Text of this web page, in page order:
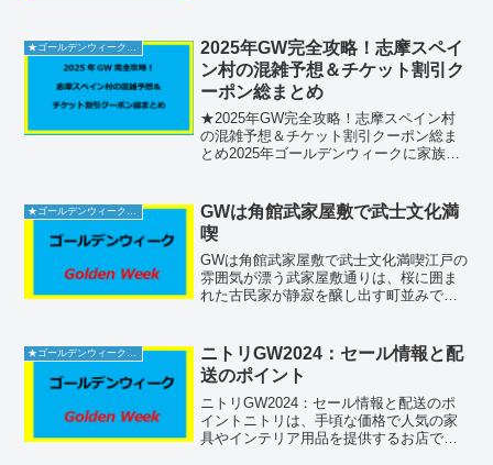
示す必要があります。情報を...
2025年GW完全攻略！志摩スペイ
ン村の混雑予想＆チケット割引ク
ーポン総まとめ
★2025年GW完全攻略！志摩スペイン村
の混雑予想＆チケット割引クーポン総ま
とめ2025年ゴールデンウィークに家族や
報、チケット割引クーポン、人気レスト
ラン、トイレ事情ま...
★ゴールデンウィーク2026
GWは角館武家屋敷で武士文化満
喫
GWは角館武家屋敷で武士文化満喫江戸の
雰囲気が漂う武家屋敷通りは、桜に囲ま
れた古民家が静寂を醸し出す町並みで
にぴったりです。施設情報仙北市角館町
に位置する「角館武家屋敷...
★ゴールデンウィーク2026
ニトリGW2024：セール情報と配
送のポイント
ニトリGW2024：セール情報と配送のポ
イントニトリは、手頃な価格で人気の家
具やインテリア用品を提供するお店で